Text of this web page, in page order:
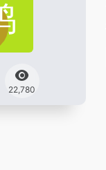
22,780